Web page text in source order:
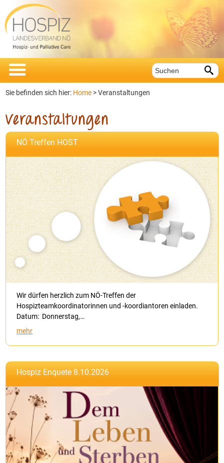
 
Sie befinden sich hier: Home >Veranstaltungen
Veranstaltungen
NÖ Treffen HOST
Wir dürfen herzlich zum NÖ-Treffen der
Hospizteamkoordinatorinnen und -koordiantoren einladen.
Datum: Donnerstag,…
mehr
Hospiz Enquete 8.10.2026